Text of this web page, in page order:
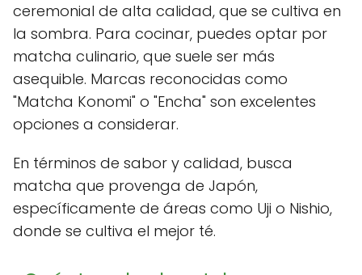
ceremonial de alta calidad, que se cultiva en
la sombra. Para cocinar, puedes optar por
matcha culinario, que suele ser más
asequible. Marcas reconocidas como
"Matcha Konomi" o "Encha" son excelentes
opciones a considerar.
En términos de sabor y calidad, busca
matcha que provenga de Japón,
específicamente de áreas como Uji o Nishio,
donde se cultiva el mejor té.